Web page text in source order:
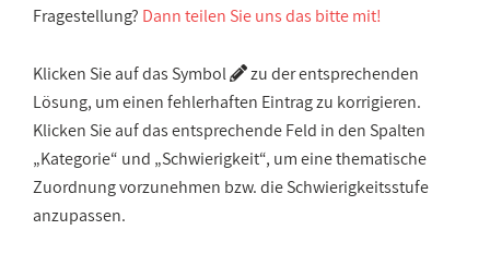
Fragestellung? Dann teilen Sie uns das bitte mit!
Klicken Sie auf das Symbol
zu der entsprechenden
Lösung, um einen fehlerhaften Eintrag zu korrigieren.
Klicken Sie auf das entsprechende Feld in den Spalten
„Kategorie“ und „Schwierigkeit“, um eine thematische
Zuordnung vorzunehmen bzw. die Schwierigkeitsstufe
anzupassen.